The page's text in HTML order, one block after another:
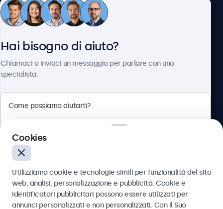
Servizio Clienti
Italiano
Hai bisogno di aiuto?
Chiamaci o inviaci un messaggio per parlare con uno
specialista.
Inviare
Cookies
Utilizziamo cookie e tecnologie simili per funzionalità del sito
web, analisi, personalizzazione e pubblicità. Cookie e
identificatori pubblicitari possono essere utilizzati per
annunci personalizzati e non personalizzati. Con il Suo